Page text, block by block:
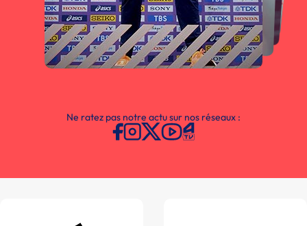
Ne ratez pas notre actu sur nos réseaux :